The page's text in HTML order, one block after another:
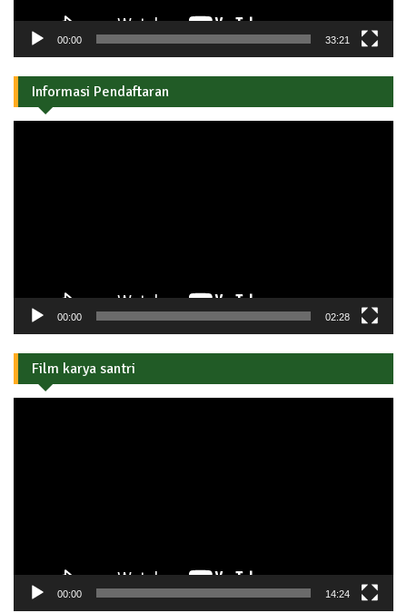
00:00 33:21
Informasi Pendaftaran
00:00 02:28
Film karya santri
00:00 14:24